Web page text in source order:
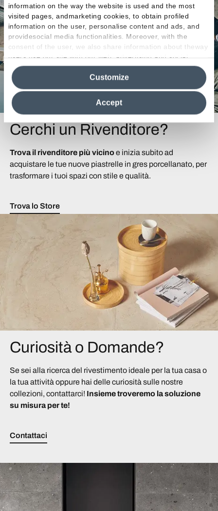
information on the way the website is used and the most
visited pages, andmarketing cookies, to obtain profiled
information on the user, personalise content and ads, and
providesocial media functionalities. Moreover, with the
consent of the user, we also share information about theway
users use our site with our web, advertising and social
media analytics partners, who may combine itwith other
information in their possession. By closing this banner,
clicking on "Reject", it will be possible tocontinue browsing
the site after installing only technical cookies. For more
information see the
Cookie Policy
Accept
Customize
Cerchi un Rivenditore?
Trova il rivenditore più vicinoe inizia subito ad
acquistare le tue nuove piastrelle in gres porcellanato, per
trasformare i tuoi spazi con stile e qualità.
Trova lo Store
Curiosità o Domande?
Se sei alla ricerca del rivestimento ideale per la tua casa o
la tua attività oppure hai delle curiosità sulle nostre
collezioni, contattarci! Insieme troveremo la soluzione
su misura per te!
Contattaci